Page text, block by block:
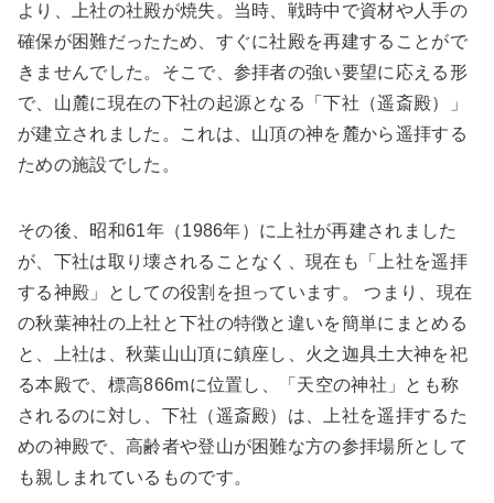
より、上社の社殿が焼失。当時、戦時中で資材や人手の
確保が困難だったため、すぐに社殿を再建することがで
きませんでした。そこで、参拝者の強い要望に応える形
で、山麓に現在の下社の起源となる「下社（遥斎殿）」
が建立されました。これは、山頂の神を麓から遥拝する
ための施設でした。
その後、昭和61年（1986年）に上社が再建されました
が、下社は取り壊されることなく、現在も「上社を遥拝
する神殿」としての役割を担っています。 つまり、現在
の秋葉神社の上社と下社の特徴と違いを簡単にまとめる
と、上社は、秋葉山山頂に鎮座し、火之迦具土大神を祀
る本殿で、標高866mに位置し、「天空の神社」とも称
されるのに対し、下社（遥斎殿）は、上社を遥拝するた
めの神殿で、高齢者や登山が困難な方の参拝場所として
も親しまれているものです。